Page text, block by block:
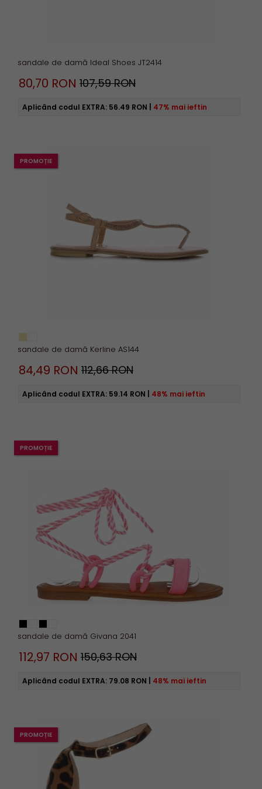
sandale de damă Ideal Shoes JT2414
80,70 RON 107,59 RON
Aplicând codul EXTRA: 56.49 RON 47% mai ieftin
sandale de damă Kerline AS144
PROMOȚIE
84,49 RON 112,66 RON
Aplicând codul EXTRA: 59.14 RON 48% mai ieftin
sandale de damă Givana 2041
PROMOȚIE
112,97 RON 150,63 RON
Aplicând codul EXTRA: 79.08 RON 48% mai ieftin
PROMOȚIE